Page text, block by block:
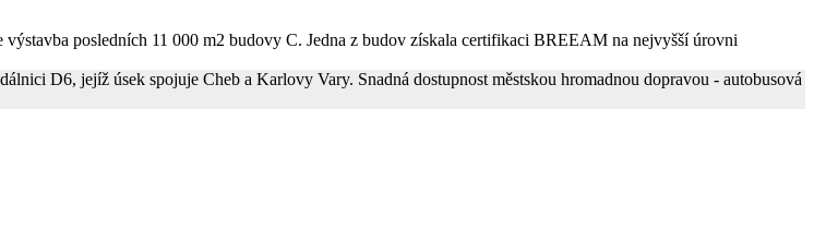
posledních 11 000 m2 budovy C. Jedna z budov získala certifikaci BREEAM na nejvyšší úrovni
D6, jejíž úsek spojuje Cheb a Karlovy Vary. Snadná dostupnost městskou hromadnou dopravou - autobusová